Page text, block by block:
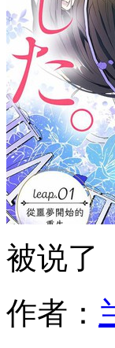
被说了
作者：